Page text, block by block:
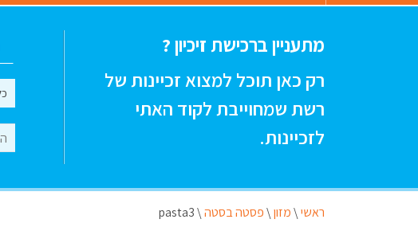
מתעניין ברכישת זיכיון ?
רק כאן תוכל למצוא זכיינות של
רשת שמחוייבת לקוד האתי
לזכיינות.
ראשי\מזון\פסטה בסטה\
pasta3